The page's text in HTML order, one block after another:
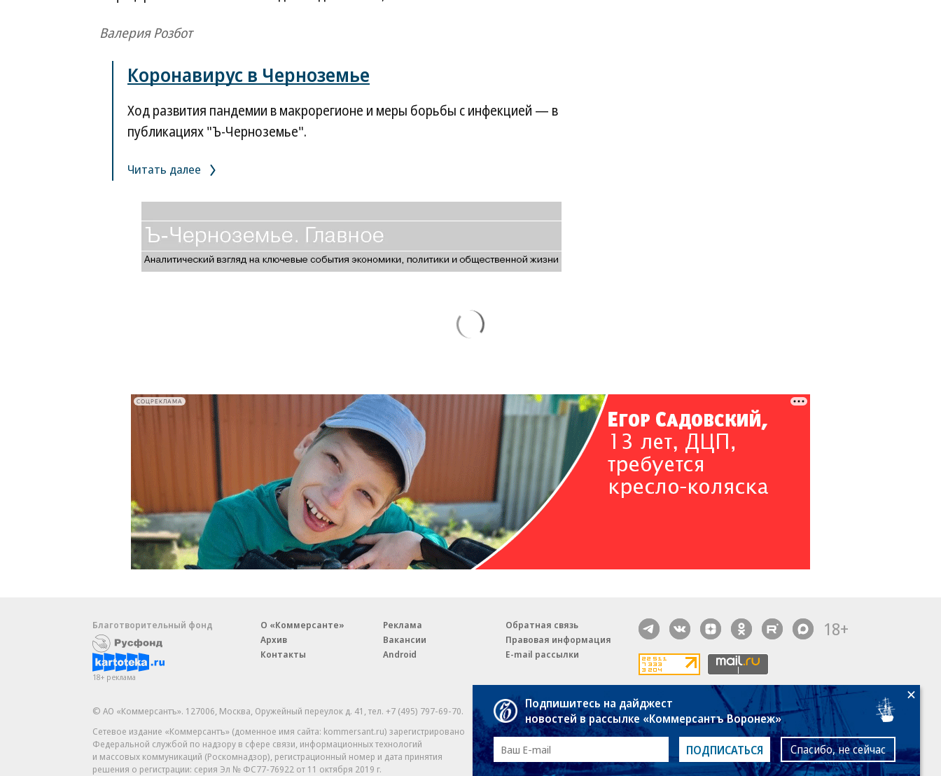
Валерия Розбот
Коронавирус в Черноземье
Ход развития пандемии в макрорегионе и меры борьбы с инфекцией — в
публикациях "Ъ-Черноземье".
Читать далее
СОЦРЕКЛАМА
Благотворительный фонд
18+ реклама
О «Коммерсанте»
Архив
Контакты
Реклама
Вакансии
Android
Обратная связь
Правовая информация
E-mail рассылки
18+
© АО «Коммерсантъ». 127006, Москва, Оружейный переулок д. 41,тел. +7 (495) 797-69-70.
Сетевое издание «Коммерсантъ» (доменное имя сайта: kommersant.ru) зарегистрировано
Федеральной службой по надзору в сфере связи, информационных технологий
и массовых коммуникаций (Роскомнадзор), регистрационный номер и дата принятия
решения о регистрации: серия Эл № ФС77-76922 от 11 октября 2019 г.
Партнерские проекты/материалы, новости компаний, материалы с пометкой
«Промо» и «Официальное сообщение» опубликованы на коммерческой основе.
На kommersant.ru применяются рекомендательные технологии.
Подробнее
Подпишитесь на дайджест
новостей в рассылке «Коммерсантъ Воронеж»
ПОДПИСАТЬСЯ Спасибо, не сейчас